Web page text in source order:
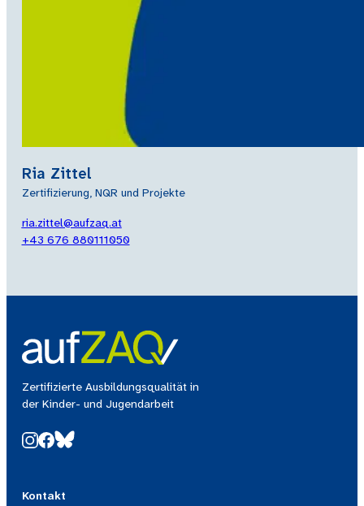
Ria Zittel
Zertifizierung, NQR und Projekte
ria.zittel@aufzaq.at
+43 676 880111050
Zertifizierte Ausbildungsqualität in
der Kinder- und Jugendarbeit
Kontakt